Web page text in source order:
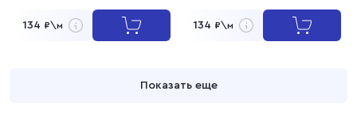
134 ₽\м 134 ₽\м
Показать еще